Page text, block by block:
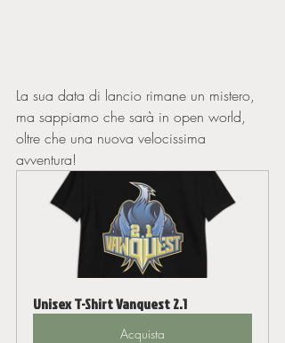
La sua data di lancio rimane un mistero,
ma sappiamo che sarà in open world,
oltre che una nuova velocissima
avventura!
Unisex T-Shirt Vanquest 2.1
Acquista